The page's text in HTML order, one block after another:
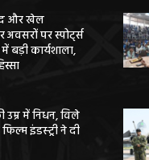
और खेल
अवसरों पर स्पोर्ट्स
बड़ी कार्यशाला,
उम्र में निधन, विले
इंडस्ट्री ने दी